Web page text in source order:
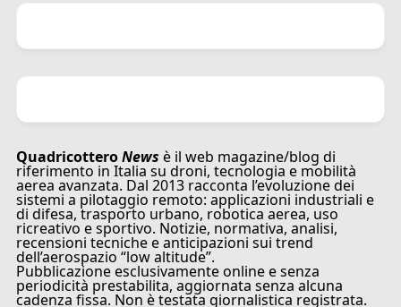
QuadricotteroNews è il web magazine/blog di
riferimento in Italia su droni, tecnologia e mobilità
aerea avanzata. Dal 2013 racconta l’evoluzione dei
sistemi a pilotaggio remoto: applicazioni industriali e
di difesa, trasporto urbano, robotica aerea, uso
ricreativo e sportivo. Notizie, normativa, analisi,
recensioni tecniche e anticipazioni sui trend
dell’aerospazio “low altitude”.
Pubblicazione esclusivamente online e senza
periodicità prestabilita, aggiornata senza alcuna
cadenza fissa. Non è testata giornalistica registrata.